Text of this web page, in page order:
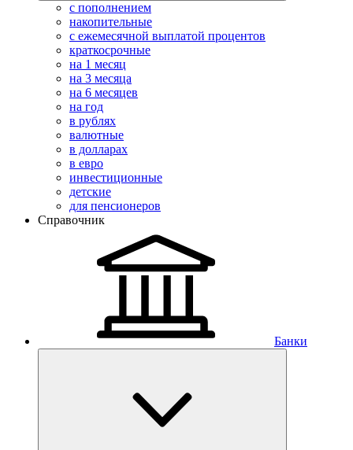
с пополнением
накопительные
с ежемесячной выплатой процентов
краткосрочные
на 1 месяц
на 3 месяца
на 6 месяцев
на год
в рублях
валютные
в долларах
в евро
инвестиционные
детские
для пенсионеров
Справочник
Банки